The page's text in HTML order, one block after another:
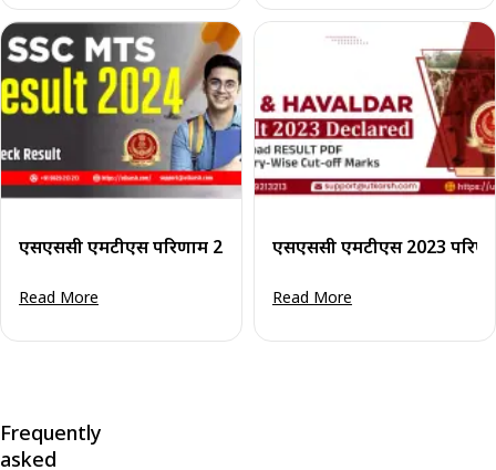
एसएससी एमटीएस परिणाम 2024: परिणाम डाउनलोड चरण देखें और
Read More
एसएससी एमटीएस 2023
Read More
Frequently
asked